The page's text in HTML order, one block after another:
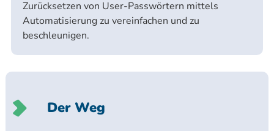
Zurücksetzen von User-Passwörtern mittels
Automatisierung zu vereinfachen und zu
beschleunigen.
Der Weg